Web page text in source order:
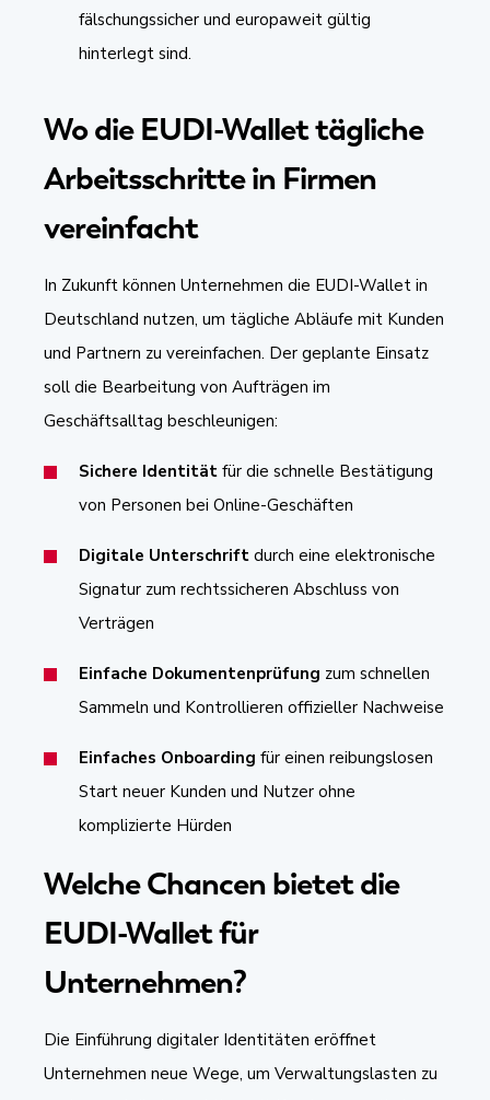
fälschungssicher und europaweit gültig
hinterlegt sind.
Wo die EUDI-Wallet tägliche
Arbeitsschritte in Firmen
vereinfacht
In Zukunft können Unternehmen die EUDI-Wallet in
Deutschland nutzen, um tägliche Abläufe mit Kunden
und Partnern zu vereinfachen. Der geplante Einsatz
soll die Bearbeitung von Aufträgen im
Geschäftsalltag beschleunigen:
Sichere Identität für die schnelle Bestätigung
von Personen bei Online-Geschäften
Digitale Unterschrift durch eine elektronische
Signatur zum rechtssicheren Abschluss von
Verträgen
Einfache Dokumentenprüfung zum schnellen
Sammeln und Kontrollieren offizieller Nachweise
Einfaches Onboarding für einen reibungslosen
Start neuer Kunden und Nutzer ohne
komplizierte Hürden
Welche Chancen bietet die
EUDI-Wallet für
Unternehmen?
Die Einführung digitaler Identitäten eröffnet
Unternehmen neue Wege, um Verwaltungslasten zu